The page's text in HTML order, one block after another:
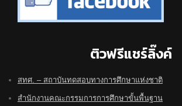
ติวฟรีแชร์ลิ๊งค์
สทศ. – สถาบันทดสอบทางการศึกษาแห่งชาติ
สำนักงานคณะกรรมการการศึกษาขั้นพื้นฐาน